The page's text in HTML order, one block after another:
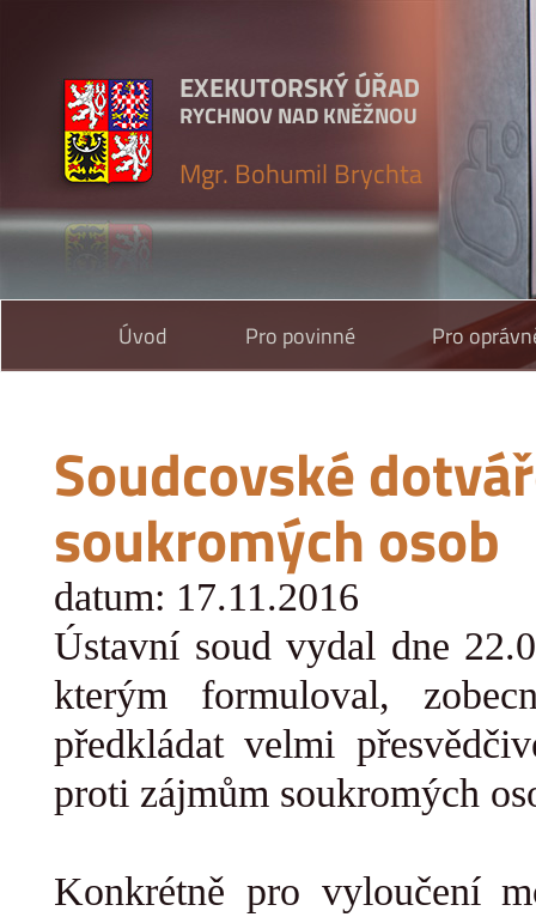
EXEKUTORSKÝ ÚŘAD
RYCHNOV NAD KNĚŽNOU
Mgr. Bohumil Brychta
Úvod Pro povinné Pro
Soudcovské
soukromých osob
datum: 17.11.2016
Ústavní soud vydal dne
kterým formuloval,
předkládat velmi
proti zájmům soukromých
Konkrétně pro vyloučení